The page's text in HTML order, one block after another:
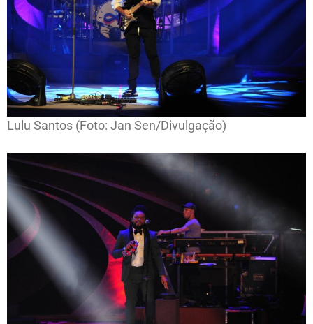
Lulu Santos (Foto: Jan Sen/Divulgação)